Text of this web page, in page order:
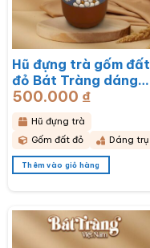
Hũ đựng trà gốm đất
đỏ Bát Tràng dáng
trụ hoạ tiết hoa mai
trắng BT-HĐT13
500.000 ₫
Hũ đựng trà
Gốm đất đỏ
Dáng trụ
Thêm vào giỏ hàng